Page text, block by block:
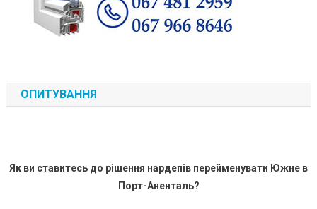
ОПИТУВАННЯ
Як ви ставитесь до рішення нардепів перейменувати Южне в
Порт-Аненталь?